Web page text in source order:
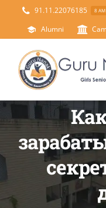
91.11.22076185 8 AM
Alumni
Home
About Us
Principal’s Desk
Academics